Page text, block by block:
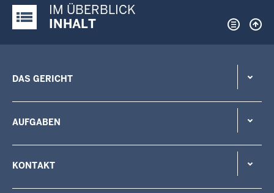
Justiz-Portal im Überblick:
IM ÜBERBLICK
INHALT
DAS GERICHT
AUFGABEN
KONTAKT